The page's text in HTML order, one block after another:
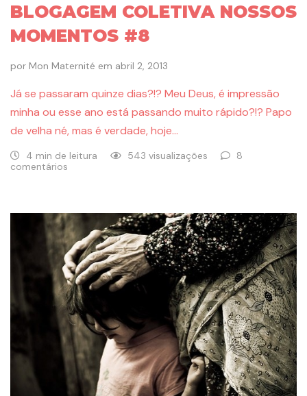
BLOGAGEM COLETIVA NOSSOS
MOMENTOS #8
por Mon Maternité em abril 2, 2013
Já se passaram quinze dias?!? Meu Deus, é impressão
minha ou esse ano está passando muito rápido?!? Papo
de velha né, mas é verdade, hoje…
4 min de leitura 543 visualizações
8
comentários